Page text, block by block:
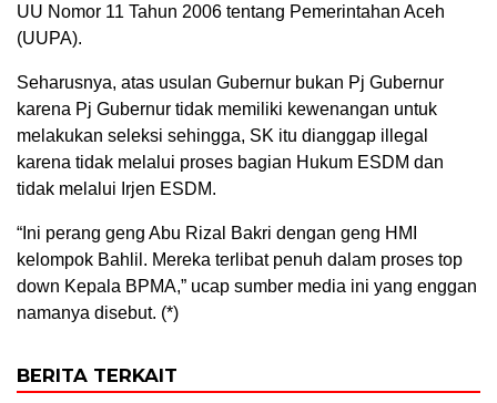
UU Nomor 11 Tahun 2006 tentang Pemerintahan Aceh
(UUPA).
Seharusnya, atas usulan Gubernur bukan Pj Gubernur
karena Pj Gubernur tidak memiliki kewenangan untuk
melakukan seleksi sehingga, SK itu dianggap illegal
karena tidak melalui proses bagian Hukum ESDM dan
tidak melalui Irjen ESDM.
“Ini perang geng Abu Rizal Bakri dengan geng HMI
kelompok Bahlil. Mereka terlibat penuh dalam proses top
down Kepala BPMA,” ucap sumber media ini yang enggan
namanya disebut. (*)
BERITA TERKAIT